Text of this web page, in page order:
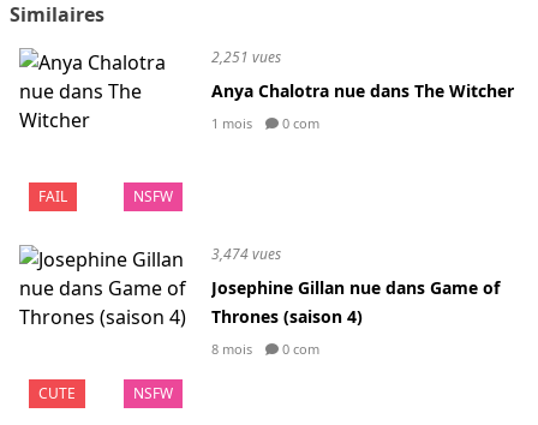
Similaires
FAIL NSFW
2,251 vues
Anya Chalotra nue dans The Witcher
1 mois 0 com
CUTE NSFW
3,474 vues
Josephine Gillan nue dans Game of
Thrones (saison 4)
8 mois 0 com